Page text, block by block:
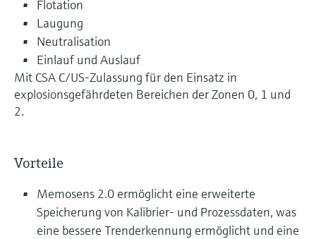
Flotation
Laugung
Neutralisation
Einlauf und Auslauf
Mit CSA C/US-Zulassung für den Einsatz in
explosionsgefährdeten Bereichen der Zonen 0, 1 und
2.
Vorteile
Memosens 2.0 ermöglicht eine erweiterte
Speicherung von Kalibrier- und Prozessdaten, was
eine bessere Trenderkennung ermöglicht und eine